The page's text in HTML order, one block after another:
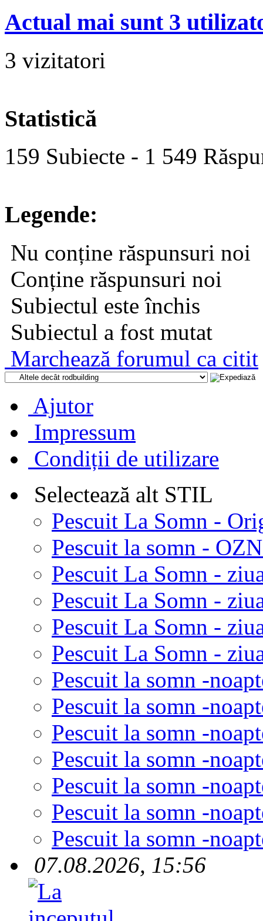
Actual mai sunt 3
3 vizitatori
Statistică
159 Subiecte - 1 549
Legende:
Nu conține răspunsuri noi
Conține răspunsuri noi
Subiectul este închis
Subiectul a fost mutat
Marchează forumul ca citit
Ajutor
Impressum
Condiții de utilizare
Selectează alt STIL
Pescuit La Somn -
Pescuit la somn -
Pescuit La Somn -
Pescuit La Somn -
Pescuit La Somn -
Pescuit La Somn -
Pescuit la somn -
Pescuit la somn -
Pescuit la somn -
Pescuit la somn -
Pescuit la somn -
Pescuit la somn -
Pescuit la somn -
07.08.2026, 15:56